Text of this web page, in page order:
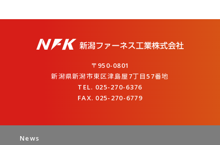
〒950-0801
新潟県新潟市東区津島屋7丁目57番地
TEL. 025-270-6376
FAX. 025-270-6779
News